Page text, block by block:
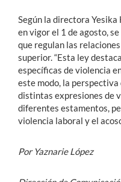
Según la directora
en vigor el 1 de agosto,
que regulan las
superior. “Esta ley
específicas de violencia
este modo, la
distintas expresiones de
diferentes estamentos,
violencia laboral y el
Por Yaznarie López